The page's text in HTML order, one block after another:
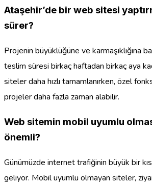
Ataşehir’de bir web sitesi
sürer?
Projenin büyüklüğüne ve karmaşıklığına
teslim süresi birkaç haftadan birkaç aya
siteler daha hızlı tamamlanırken, özel
projeler daha fazla zaman alabilir.
Web sitemin mobil uyumlu
önemli?
Günümüzde internet trafiğinin büyük bir
geliyor. Mobil uyumlu olmayan siteler,